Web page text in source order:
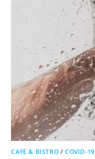
CAFE & BISTRO /COVID-19